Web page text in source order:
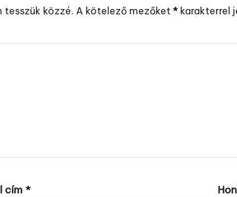
közzé. A kötelező mezőket *karakterrel
cím *